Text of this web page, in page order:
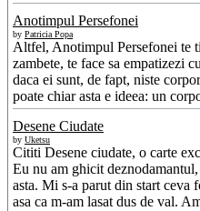
Anotimpul Persefonei
by Patricia Popa
Altfel, Anotimpul Persefonei te
zambete, te face sa empatizezi
daca ei sunt, de fapt, niste
poate chiar asta e ideea: un
Desene Ciudate
by Uketsu
Cititi Desene ciudate, o carte
Eu nu am ghicit
asta. Mi s-a parut din start ceva
asa ca m-am lasat dus de val.